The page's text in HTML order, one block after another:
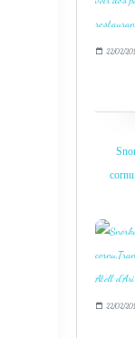
22/02/
22/02/